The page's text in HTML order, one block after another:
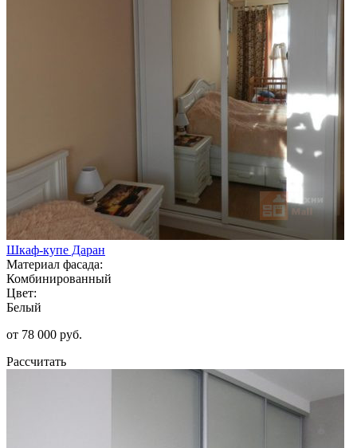
Шкаф-купе Даран
Материал фасада:
Комбинированный
Цвет:
Белый
от 78 000 руб.
Рассчитать